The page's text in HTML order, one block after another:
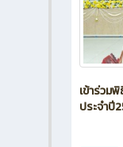
เข้าร่วม
ประจำปี